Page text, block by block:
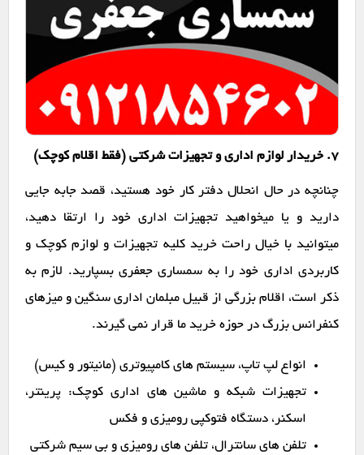
7. خریدار لوازم اداری و تجهیزات شرکتی (فقط اقلام کوچک)
چنانچه در حال انحلال دفتر کار خود هستید، قصد جابه جایی
دارید و یا میخواهید تجهیزات اداری خود را ارتقا دهید،
میتوانید با خیال راحت خرید کلیه تجهیزات و لوازم کوچک و
کاربردی اداری خود را به سمساری جعفری بسپارید. لازم به
ذکر است، اقلام بزرگی از قبیل مبلمان اداری سنگین و میزهای
کنفرانس بزرگ در حوزه خرید ما قرار نمی گیرند.
انواع لپ تاپ، سیستم های کامپیوتری (مانیتور و کیس)
تجهیزات شبکه و ماشین های اداری کوچک: پرینتر،
اسکنر، دستگاه فتوکپی رومیزی و فکس
تلفن های سانترال، تلفن های رومیزی و بی سیم شرکتی